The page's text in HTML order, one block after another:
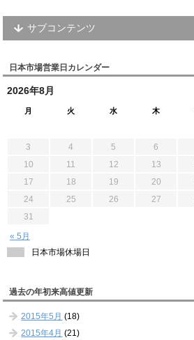
サブコンテンツ
日本市場営業日カレンダー
2026年8月
月 火 水 木
« 5月
3
4 5 6
10
11 12 13
17
18 19 20
24
25 26 27
31
日本市場休場日
過去の年初来高値更新
2015年5月 (18)
2015年4月 (21)